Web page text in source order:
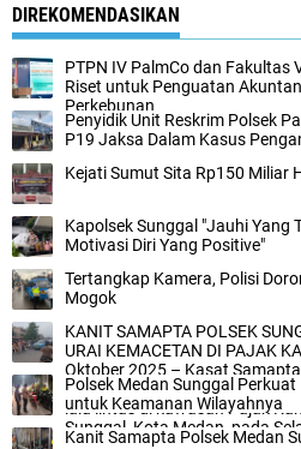
DIREKOMENDASIKAN
PTPN IV PalmCo dan Fakultas
Riset untuk Penguatan
Perkebunan
‎Penyidik Unit Reskrim Polsek
P19 Jaksa Dalam Kasus
Kejati Sumut Sita Rp150 Miliar
Kapolsek Sunggal "Jauhi Yang
Motivasi Diri Yang Positive"
Tertangkap Kamera, Polisi
Mogok‎‎
KANIT SAMAPTA POLSEK
URAI KEMACETAN DI PAJAK
Oktober 2025 – Kasat
Nasution, memimpin langsung
lalu lintas di kawasan Pajak
Sunggal, Kota Medan, pada
‎Polsek Medan Sunggal
untuk Keamanan Wilayahnya‎
Kanit Samapta Polsek Medan